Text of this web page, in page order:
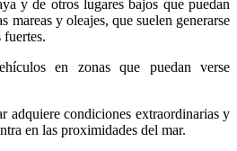
y de otros lugares bajos que puedan
mareas y oleajes, que suelen generarse
fuertes.
en zonas que puedan verse
adquiere condiciones extraordinarias y
en las proximidades del mar.